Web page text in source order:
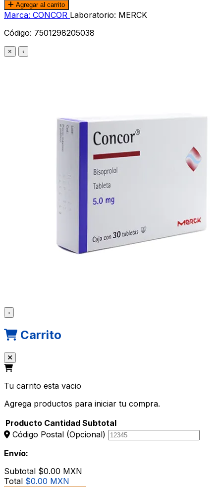
Agregar al carrito
Marca: CONCOR Laboratorio: MERCK
Código: 7501298205038
× ‹
›
Carrito
Tu carrito esta vacio
Agrega productos para iniciar tu compra.
Producto Cantidad Subtotal
Código Postal (Opcional)
Envío:
Subtotal $0.00 MXN
Total $0.00 MXN